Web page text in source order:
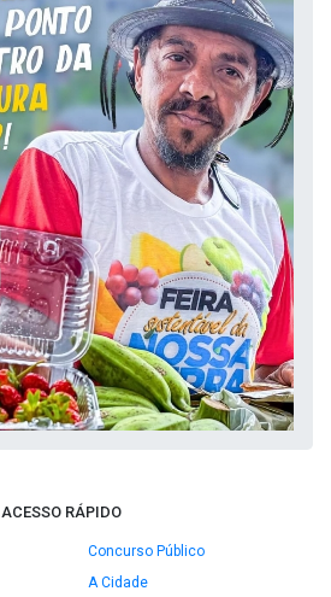
ACESSO RÁPIDO
Concurso Público
A Cidade